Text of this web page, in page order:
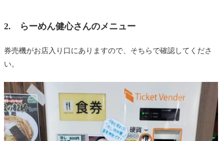
2. らーめん健心さんのメニュー
券売機がお店入り口にありますので、そちらで確認してくださ
い。